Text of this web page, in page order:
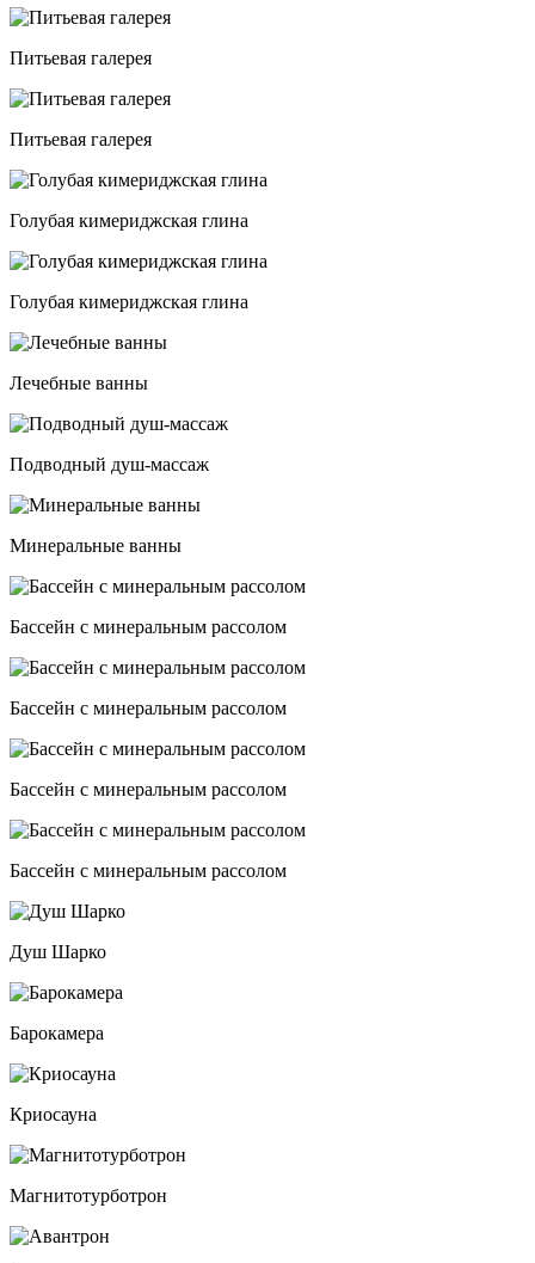
Питьевая галерея
Питьевая галерея
Голубая кимериджская глина
Голубая кимериджская глина
Лечебные ванны
Подводный душ-массаж
Минеральные ванны
Бассейн с минеральным рассолом
Бассейн с минеральным рассолом
Бассейн с минеральным рассолом
Бассейн с минеральным рассолом
Душ Шарко
Барокамера
Криосауна
Магнитотурботрон